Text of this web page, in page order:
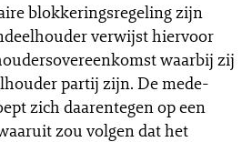
blokkeringsregeling zijn
verwijst hiervoor
waarbij zij
partij zijn. De mede-
zich daarentegen op een
zou volgen dat het